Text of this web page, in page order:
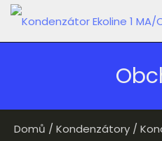
Domů / Kondenzátory /